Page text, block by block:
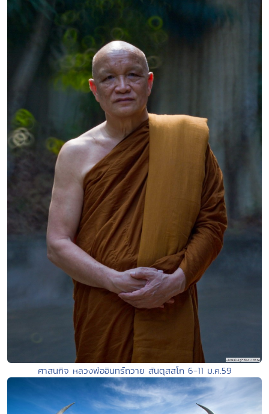
ศาสนกิจ หลวงพ่ออินทร์ถวาย สันตุสสโก 6-11 ม.ค.59